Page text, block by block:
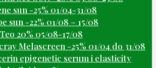
sun -25% 01/04-31/08
sun -22% 01/08 – 15/08
20% 05/08-17/08
Melascreen -25% 01/04 do 31/08
epigenetic serum i elasticity